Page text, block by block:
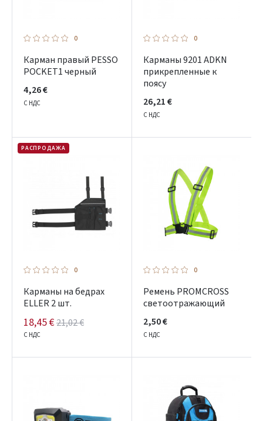
0
Карман правый PESSO
POCKET1 черный
4,26 €
С НДС
0
Карманы 9201 ADKN
прикрепленные к
поясу
26,21 €
С НДС
РАСПРОДАЖА
0
Карманы на бедрах
ELLER 2 шт.
18,45 €21,02 €
С НДС
0
Ремень PROMCROSS
cветоотражающий
2,50 €
С НДС
Dar neturite paskyros? Registruokites